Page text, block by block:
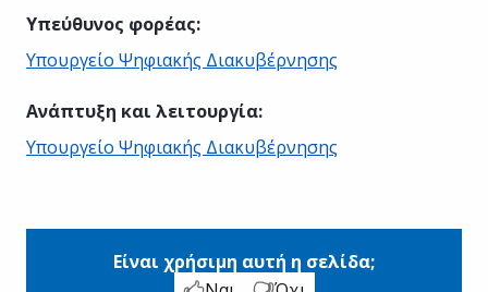
Υπεύθυνος φορέας:
Υπουργείο Ψηφιακής Διακυβέρνησης
Ανάπτυξη και λειτουργία:
Υπουργείο Ψηφιακής Διακυβέρνησης
Είναι χρήσιμη αυτή η σελίδα;